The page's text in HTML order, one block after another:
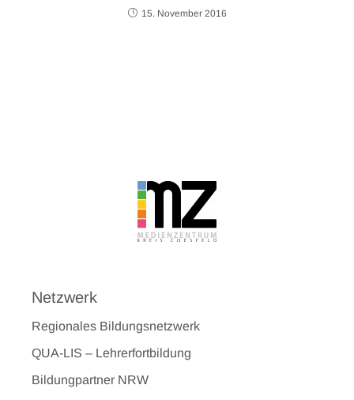
15. November 2016
Netzwerk
Regionales Bildungsnetzwerk
QUA-LIS – Lehrerfortbildung
Bildungpartner NRW